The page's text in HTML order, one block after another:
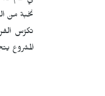
نخبة من
تكرّس
المشروع